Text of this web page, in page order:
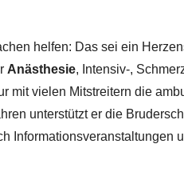
helfen: Das sei ein
Anästhesie, Intensiv-,
mit vielen Mitstreitern die
unterstützt er die
Informationsveranstaltungen